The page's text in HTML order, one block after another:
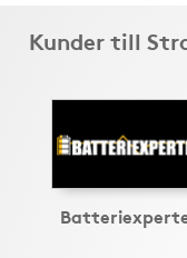
Kunder till